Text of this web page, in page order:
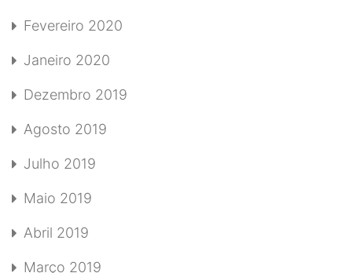
Fevereiro 2020
Janeiro 2020
Dezembro 2019
Agosto 2019
Julho 2019
Maio 2019
Abril 2019
Março 2019